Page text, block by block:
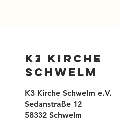
K3 Kirche
Schwelm
K3 Kirche Schwelm e.V.
Sedanstraße 12
58332 Schwelm